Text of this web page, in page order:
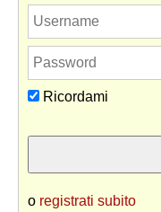
Ricordami
o registrati subito